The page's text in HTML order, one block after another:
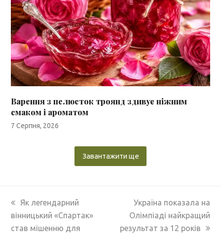
Варення з пелюсток троянд здивує ніжним
смаком і ароматом
7 Серпня, 2026
Завантажити ще
previous
post:
Як легендарний
вінницький «Спартак»
став мішенню для
next
post:
Україна показала на
Олімпіаді найкращий
результат за 12 років